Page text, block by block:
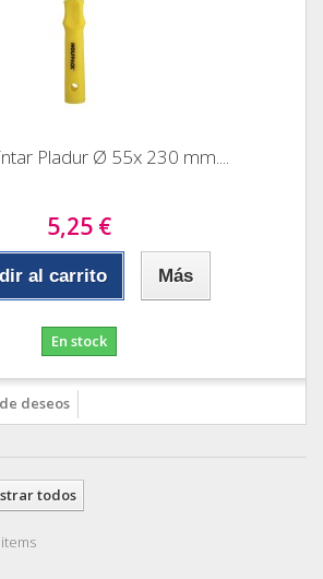
Pladur Ø 55x 230 mm....
5,25 €
al carrito Más
En stock
deseos
todos